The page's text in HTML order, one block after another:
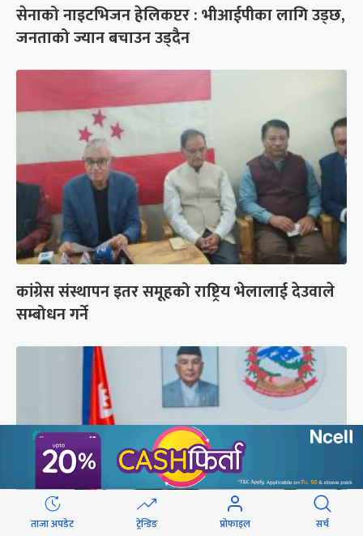
सेनाको नाइटभिजन हेलिकप्टर : भीआईपीका लागि उड्छ,
जनताको ज्यान बचाउन उड्दैन
कांग्रेस संस्थापन इतर समूहको राष्ट्रिय भेलालाई देउवाले
सम्बोधन गर्ने
ताजा अपडेट ट्रेन्डिङ प्रोफाइल सर्च